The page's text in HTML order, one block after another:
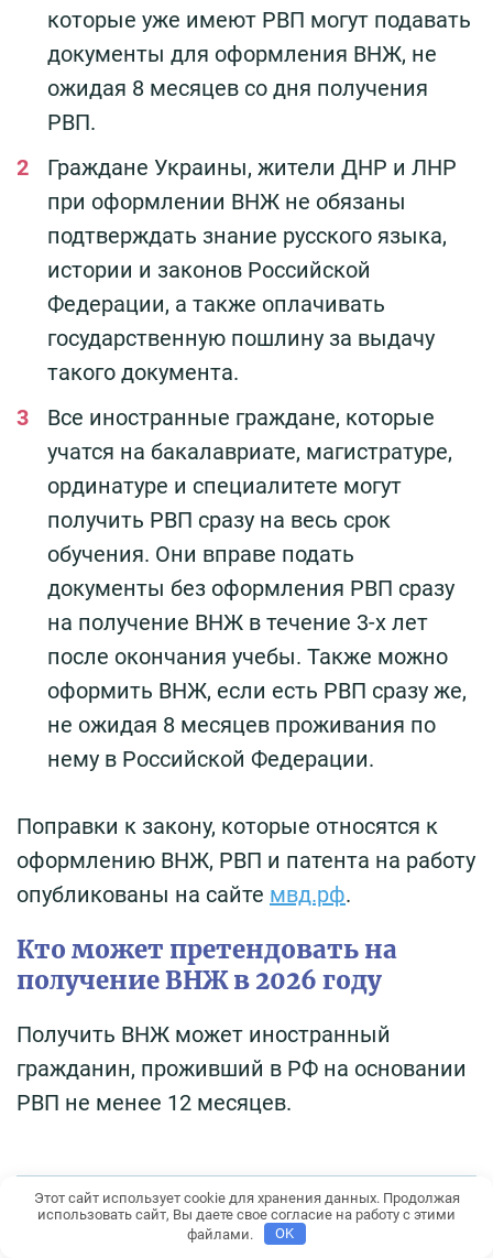
которые уже имеют РВП могут подавать
документы для оформления ВНЖ, не
ожидая 8 месяцев со дня получения
РВП.
Граждане Украины, жители ДНР и ЛНР
при оформлении ВНЖ не обязаны
подтверждать знание русского языка,
истории и законов Российской
Федерации, а также оплачивать
государственную пошлину за выдачу
такого документа.
Все иностранные граждане, которые
учатся на бакалавриате, магистратуре,
ординатуре и специалитете могут
получить РВП сразу на весь срок
обучения. Они вправе подать
документы без оформления РВП сразу
на получение ВНЖ в течение 3-х лет
после окончания учебы. Также можно
оформить ВНЖ, если есть РВП сразу же,
не ожидая 8 месяцев проживания по
нему в Российской Федерации.
Поправки к закону, которые относятся к
оформлению ВНЖ, РВП и патента на работу
опубликованы на сайте мвд.рф.
Кто может претендовать на
получение ВНЖ в 2026 году
Получить ВНЖ может иностранный
гражданин, проживший в РФ на основании
РВП не менее 12 месяцев.
Федеральным законом №257-ФЗ от
02.08.2019 года
и Федеральным
Этот сайт использует cookie для хранения данных. Продолжая
использовать сайт, Вы даете свое согласие на работу с этими
файлами.
OK